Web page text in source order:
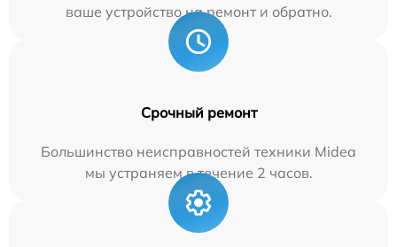
ваше устройство на ремонт и обратно.
Срочный ремонт
Большинство неисправностей техники Midea
мы устраняем в течение 2 часов.